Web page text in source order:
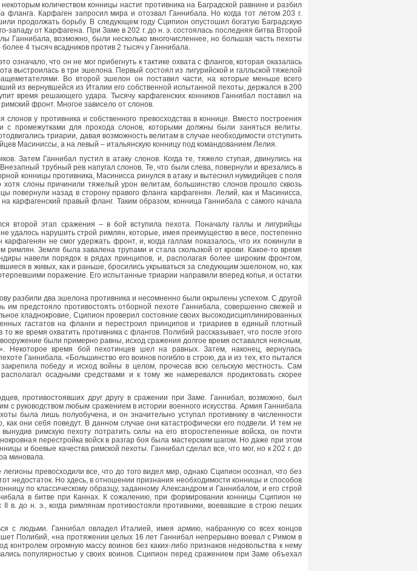
количеством конницы настиг противника на Баградской равнине и разбил
фланга. Карфаген запросил мира и отозвал Ганнибала. Но когда тот летом 203 г.
продолжать борьбу. В следующем году Сципион опустошил богатую Баградскую
от Карфагена. При Заме в 202 г. до н. э. состоялась последняя битва Второй
Ганнибала, возможно, были несколько многочисленнее, но большая часть пехоты
4 тысяч всадников против 2 тысяч у Ганнибала.
означало, что он не мог прибегнуть к тактике охвата с флангов, которая оказалась
выстроилась в три эшелона. Первый состоял из лигурийской и галльской тяжелой
Во второй эшелон он поставил части, на которые меньше всего
из вернувшейся из Италии его собственной испытанной пехоты, держался в 200
время решающего удара. Тысячу карфагенских конников Ганнибал поставил на
фронт. Многое зависело от слонов.
у противника и собственного превосходства в коннице. Вместо построения
промежутками для прохода слонов, которыми должны были заняться велиты.
триарии, давая возможность велитам в случае необходимости отступить
Масиниссы, а на левый – итальянскую конницу под командованием Лелия.
Затем Ганнибал пустил в атаку слонов. Когда те, тяжело ступая, двинулись на
трубный рев напугал слонов. Те, что были слева, повернули и врезались в
конницы противника, Масинисса ринулся в атаку и вытеснил нумидийцев с поля
слоны причинили тяжелый урон велитам, большинство слонов прошло сквозь
повернули назад в сторону правого фланга карфагенян. Лелий, как и Масинисса,
карфагенский правый фланг. Таким образом, конница Ганнибала с самого начала
второй этап сражения – в бой вступила пехота. Поначалу галлы и лигурийцы
удалось нарушить строй римлян, которые, имея преимущество в весе, постепенно
не смог удержать фронт, и, когда галлам показалось, что их покинули в
Земля была завалена трупами и стала скользкой от крови. Какое-то время
навели порядок в рядах принципов, и, располагая более широким фронтом,
в живых, как и раньше, бросились укрываться за следующим эшелоном, но, как
поражение. Его испытанные триарии направили вперед копья, и остатки
разбили два эшелона противника и несомненно были окрылены успехом. С другой
предстояло противостоять отборной пехоте Ганнибала, совершенно свежей и
хладнокровие, Сципион проверил состояние своих высокодисциплинированных
гастатов на фланги и перестроил принципов и триариев в единый плотный
же время охватить противника с флангов. Полибий рассказывает, что после этого
были примерно равны, исход сражения долгое время оставался неясным,
время бой пехотинцев шел на равных. Затем, наконец, вернулась
Ганнибала. «Большинство его воинов погибло в строю, да и из тех, кто пытался
победу и исход войны в целом, прочесав всю сельскую местность. Сам
осадными средствами и к тому же намеревался продиктовать скорее
противостоявших друг другу в сражении при Заме. Ганнибал, возможно, был
с руководством любым сражением в истории военного искусства. Армия Ганнибала
была лишь полуобучена, и он значительно уступал противнику в численности
они себя поведут. В данном случае они катастрофически его подвели. И тем не
римскую пехоту потратить силы на его второстепенные войска, он почти
перестройка войск в разгар боя была мастерским шагом. Но даже при этом
и боевые качества римской пехоты. Ганнибал сделал все, что мог, но к 202 г. до
миновала.
превосходили все, что до того видел мир, однако Сципион осознал, что без
недостаток. Но здесь, в отношении признания необходимости конницы и способов
по классическому образцу, заданному Александром и Ганнибалом, и его строй
в битве при Каннах. К сожалению, при формировании конницы Сципион не
в. до н. э., когда римлянам противостояли противники, воевавшие в строю пеших
с людьми. Ганнибал овладел Италией, имея армию, набранную со всех концов
Полибий, «на протяжении целых 16 лет Ганнибал непрерывно воевал с Римом в
огромную массу воинов без каких-либо признаков недовольства к нему
популярностью у своих воинов. Сципион перед сражением при Заме объехал